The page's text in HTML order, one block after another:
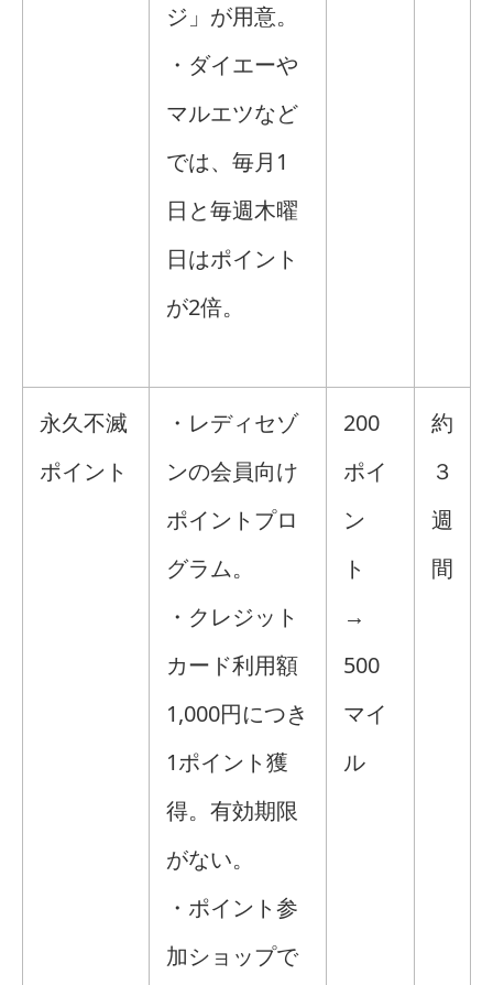
ジ」が用意。
・ダイエーや
マルエツなど
では、毎月1
日と毎週木曜
日はポイント
が2倍。
永久不滅
ポイント
・レディセゾ
ンの会員向け
ポイントプロ
グラム。
・クレジット
カード利用額
1,000円につき
1ポイント獲
得。有効期限
がない。
・ポイント参
加ショップで
200
ポイ
ン
ト
→
500
マイ
ル
約
３
週
間